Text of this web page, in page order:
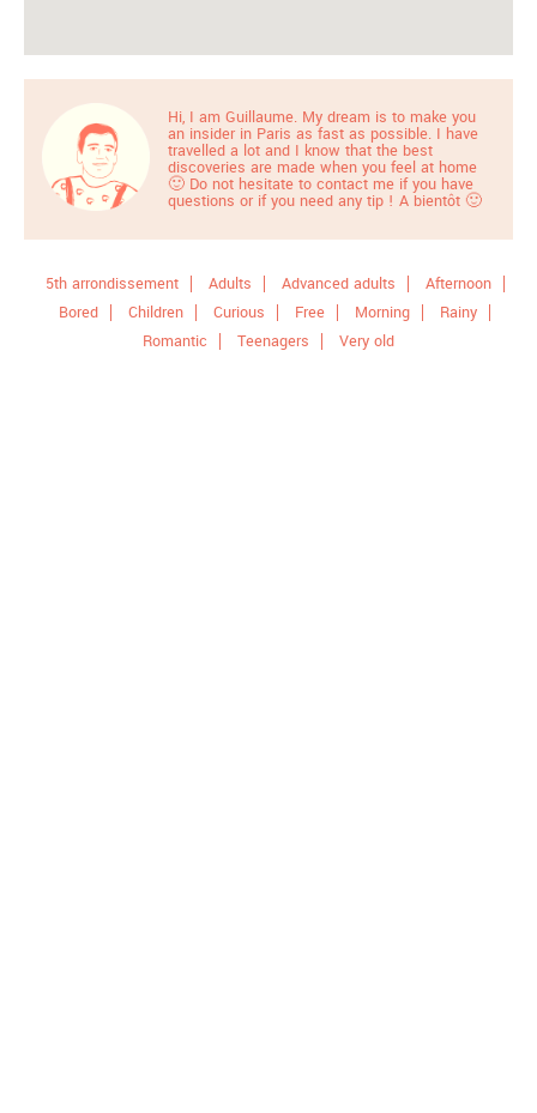
Hi, I am Guillaume. My dream is to make you
an insider in Paris as fast as possible. I have
travelled a lot and I know that the best
discoveries are made when you feel at home
🙂 Do not hesitate to contact me if you have
questions or if you need any tip ! A bientôt 🙂
5th arrondissement Adults Advanced adults
Afternoon
Bored
Children Curious Free Morning
Rainy
Romantic
Teenagers Very old